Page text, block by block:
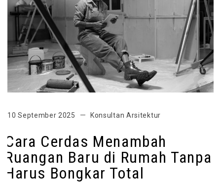
10 September 2025 Konsultan Arsitektur
Cara Cerdas Menambah
Ruangan Baru di Rumah Tanpa
Harus Bongkar Total